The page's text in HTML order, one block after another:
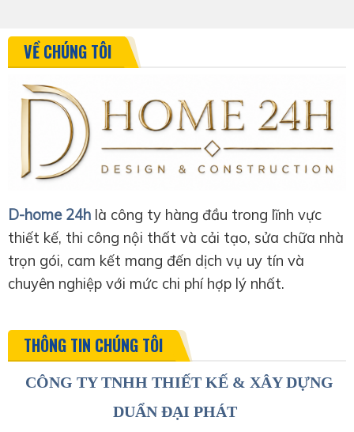
VỀ CHÚNG TÔI
D-home 24h là công ty hàng đầu trong lĩnh vực
thiết kế, thi công nội thất và cải tạo, sửa chữa nhà
trọn gói, cam kết mang đến dịch vụ uy tín và
chuyên nghiệp với mức chi phí hợp lý nhất.
THÔNG TIN CHÚNG TÔI
CÔNG TY TNHH THIẾT KẾ & XÂY DỰNG
DUẨN ĐẠI PHÁT